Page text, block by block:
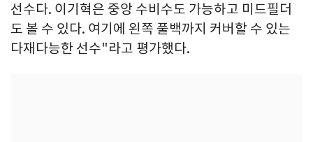
선수다. 이기혁은 중앙 수비수도 가능하고 미드필더
도 볼 수 있다. 여기에 왼쪽 풀백까지 커버할 수 있는
다재다능한 선수"라고 평가했다.